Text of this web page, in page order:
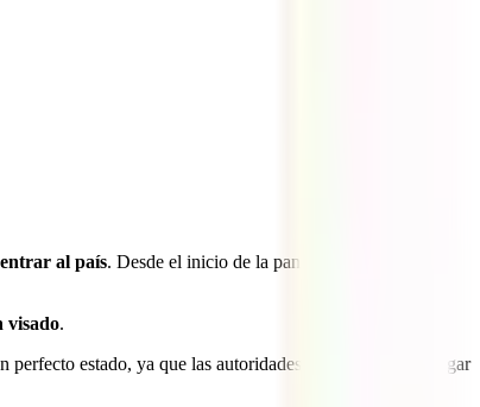
al país. Desde el inicio de la pandemia de la covid,
visado.
perfecto estado, ya que las autoridades niponas pueden llegar